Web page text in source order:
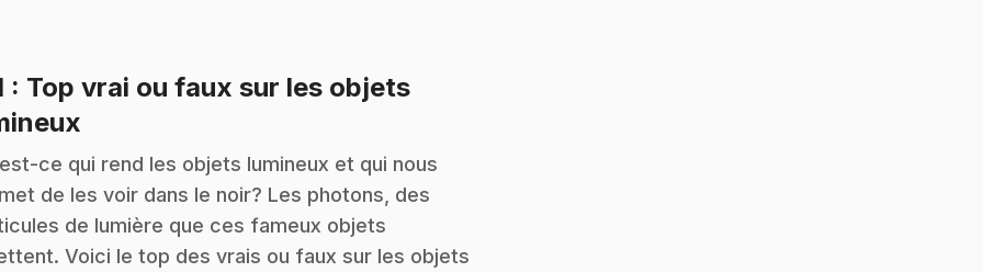
: Top vrai ou faux sur les objets
ce qui rend les objets lumineux et qui nous
de les voir dans le noir? Les photons, des
de lumière que ces fameux objets
Voici le top des vrais ou faux sur les objets